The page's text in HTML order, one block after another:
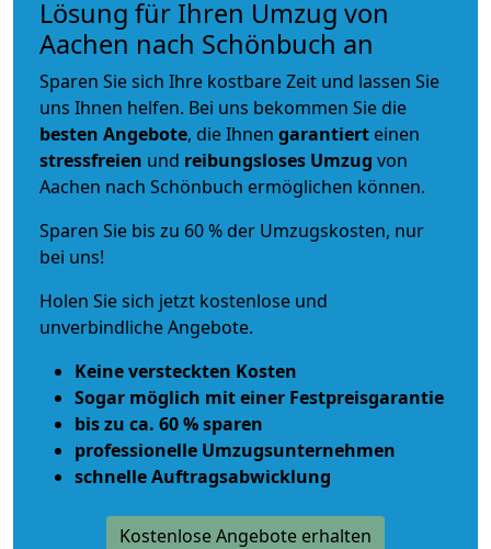
Lösung für Ihren Umzug von
Aachen nach Schönbuch an
Sparen Sie sich Ihre kostbare Zeit und lassen Sie
uns Ihnen helfen. Bei uns bekommen Sie die
besten Angebote, die Ihnen garantiert einen
stressfreien und reibungsloses Umzug von
Aachen nach Schönbuch ermöglichen können.
Sparen Sie bis zu 60 % der Umzugskosten, nur
bei uns!
Holen Sie sich jetzt kostenlose und
unverbindliche Angebote.
Keine versteckten Kosten
Sogar möglich mit einer Festpreisgarantie
bis zu ca. 60 % sparen
professionelle Umzugsunternehmen
schnelle Auftragsabwicklung
Kostenlose Angebote erhalten